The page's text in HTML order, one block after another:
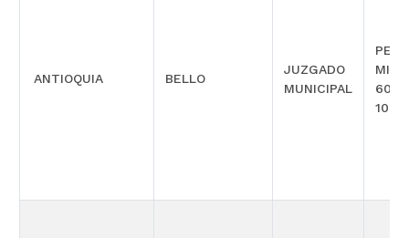
ANTIOQUIA BELLO
JUZGADO
MUNICIPAL
600,
1098)